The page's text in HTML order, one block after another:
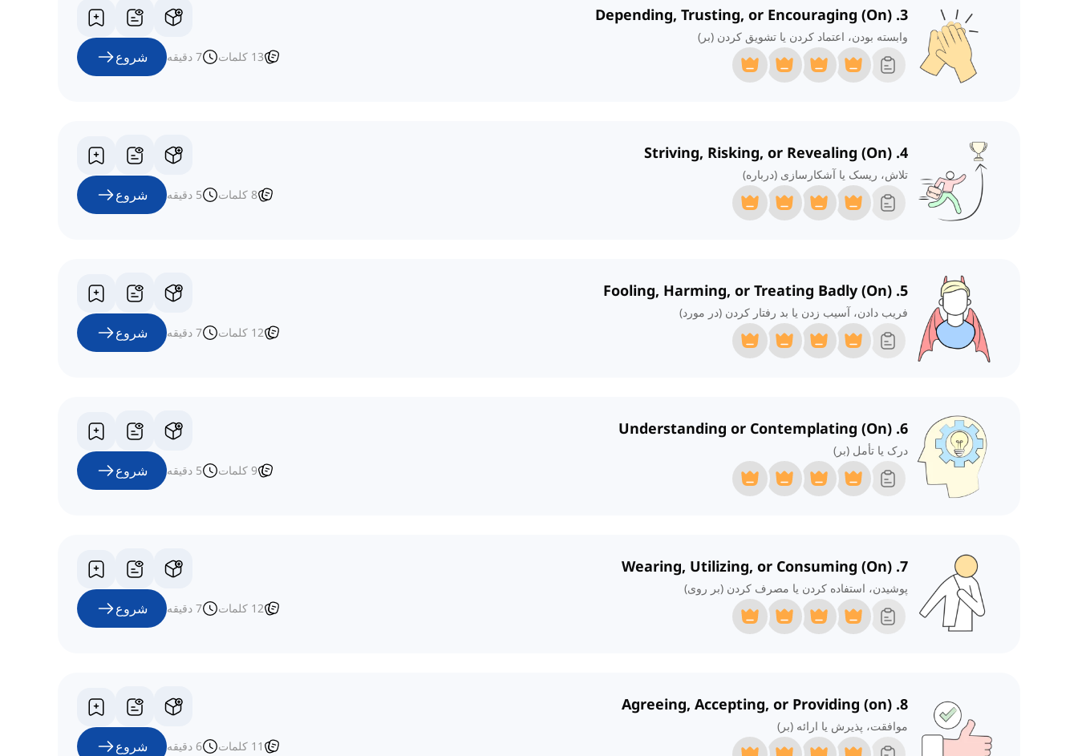
3. Depending, Trusting, or Encouraging (On)
وابسته بودن، اعتماد کردن یا تشویق کردن (بر)
13 کلمات 7 دقیقه شروع
4. Striving, Risking, or Revealing (On)
تلاش، ریسک یا آشکارسازی (درباره)
8 کلمات 5 دقیقه شروع
5. Fooling, Harming, or Treating Badly (On)
فریب دادن، آسیب زدن یا بد رفتار کردن (در مورد)
12 کلمات 7 دقیقه شروع
6. Understanding or Contemplating (On)
درک یا تأمل (بر)
9 کلمات 5 دقیقه شروع
7. Wearing, Utilizing, or Consuming (On)
پوشیدن، استفاده کردن یا مصرف کردن (بر روی)
12 کلمات 7 دقیقه شروع
8. Agreeing, Accepting, or Providing (on)
موافقت، پذیرش یا ارائه (بر)
11 کلمات 6 دقیقه شروع